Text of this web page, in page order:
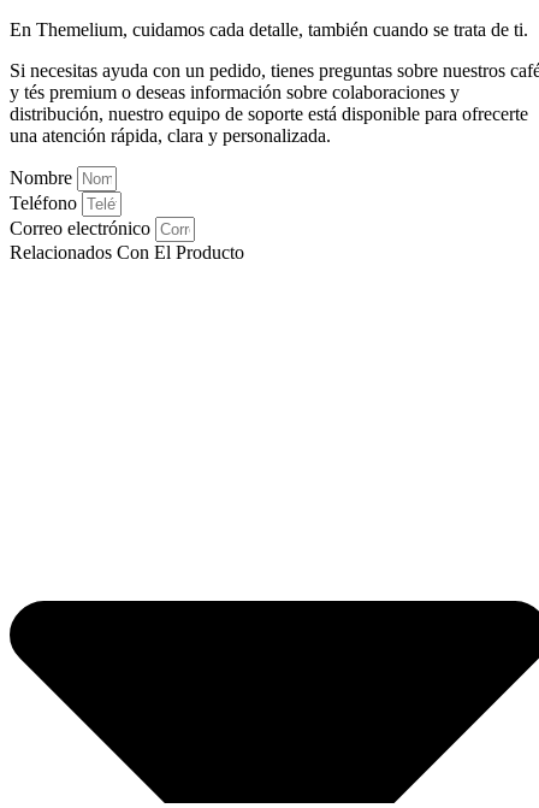
En Themelium, cuidamos cada detalle, también cuando se trata de ti.
Si necesitas ayuda con un pedido, tienes preguntas sobre nuestros
y tés premium o deseas información sobre colaboraciones y
distribución, nuestro equipo de soporte está disponible para ofrecerte
una atención rápida, clara y personalizada.
Nombre
Teléfono
Correo electrónico
Relacionados Con El Producto